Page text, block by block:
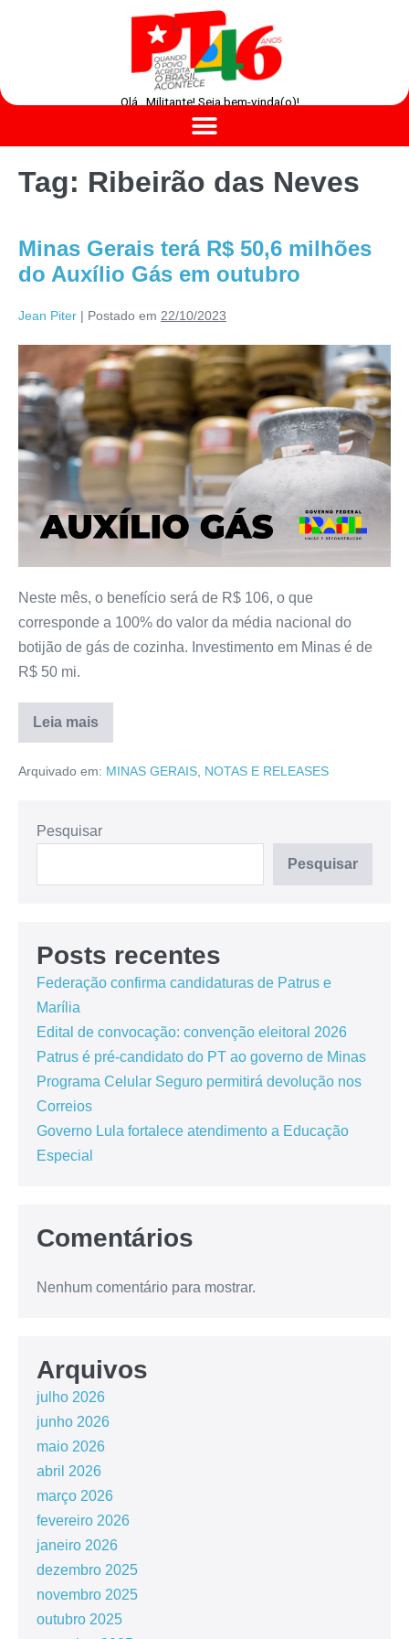
Olá , Militante! Seja bem-vinda(o)!
Tag: Ribeirão das Neves
Minas Gerais terá R$ 50,6 milhões
do Auxílio Gás em outubro
Jean Piter | Postado em 22/10/2023
Neste mês, o benefício será de R$ 106, o que
corresponde a 100% do valor da média nacional do
botijão de gás de cozinha. Investimento em Minas é de
R$ 50 mi.
Leia mais
Arquivado em: MINAS GERAIS NOTAS E RELEASES
Pesquisar
Pesquisar
Posts recentes
Federação confirma candidaturas de Patrus e
Marília
Edital de convocação: convenção eleitoral 2026
Patrus é pré-candidato do PT ao governo de Minas
Programa Celular Seguro permitirá devolução nos
Correios
Governo Lula fortalece atendimento a Educação
Especial
Comentários
Nenhum comentário para mostrar.
Arquivos
julho 2026
junho 2026
maio 2026
abril 2026
março 2026
fevereiro 2026
janeiro 2026
dezembro 2025
novembro 2025
outubro 2025